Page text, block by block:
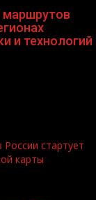
и технологий
стартует
карты